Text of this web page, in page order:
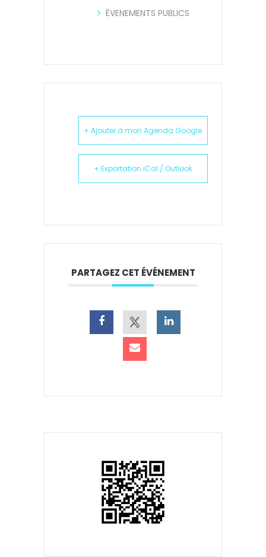
ÉVENEMENTS PUBLICS
+ Ajouter à mon Agenda Google
+ Exportation iCal / Outlook
PARTAGEZ CET ÉVÉNEMENT